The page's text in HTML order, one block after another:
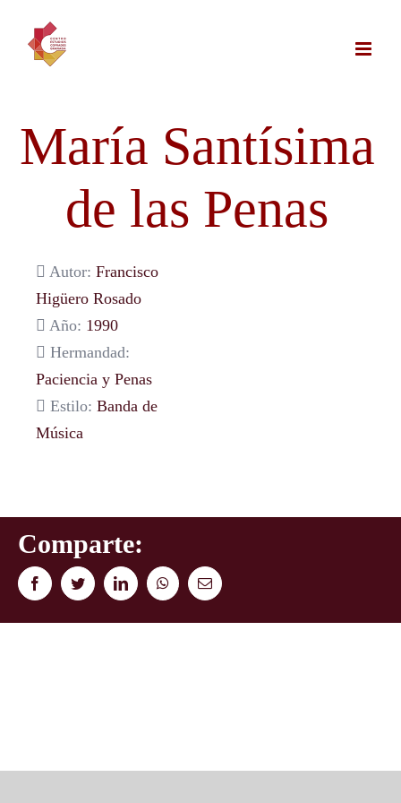
contenido
María Santísima
de las Penas
Autor: Francisco
Higüero Rosado
Año: 1990
Hermandad:
Paciencia y Penas
Estilo: Banda de
Música
Comparte:
FacebookTwitterLinkedInWhatsAppCorreo
electrónico